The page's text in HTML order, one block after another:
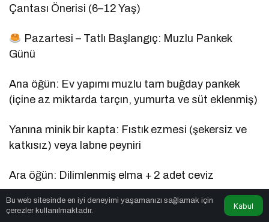
Çantası Önerisi (6–12 Yaş)
Pazartesi – Tatlı Başlangıç: Muzlu Pankek
Günü
Ana öğün: Ev yapımı muzlu tam buğday pankek
(içine az miktarda tarçın, yumurta ve süt eklenmiş)
Yanına minik bir kapta: Fıstık ezmesi (şekersiz ve
katkısız) veya labne peyniri
Ara öğün: Dilimlenmiş elma + 2 adet ceviz
İçecek: Süt
Bu web sitesinde en iyi deneyimi yaşamanızı sağlamak için
çerezler kullanılmaktadır.
Kabul